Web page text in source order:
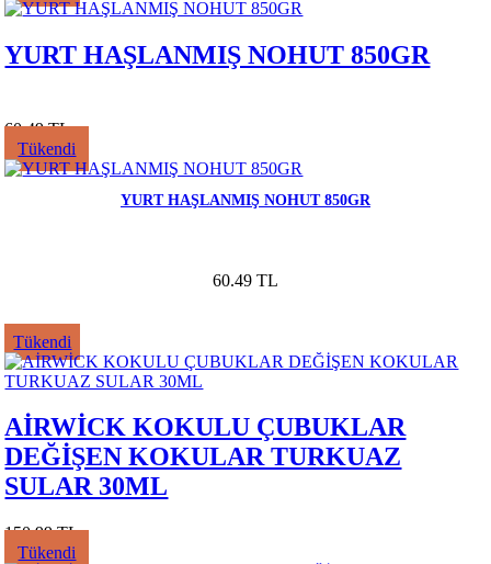
YURT HAŞLANMIŞ NOHUT 850GR
60.49 TL
Tükendi
YURT HAŞLANMIŞ NOHUT 850GR
60.49 TL
Tükendi
AİRWİCK KOKULU ÇUBUKLAR
DEĞİŞEN KOKULAR TURKUAZ
SULAR 30ML
150.99 TL
Tükendi